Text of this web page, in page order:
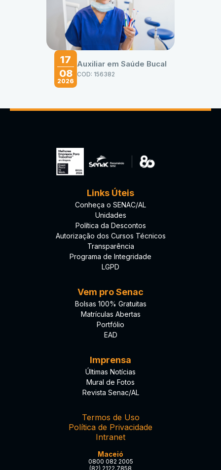
17
08
2026
Auxiliar em Saúde Bucal
COD: 156382
Links Úteis
Conheça o SENAC/AL
Unidades
Política da Descontos
Autorização dos Cursos Técnicos
Transparência
Programa de Integridade
LGPD
Vem pro Senac
Bolsas 100% Gratuitas
Matrículas Abertas
Portfólio
EAD
Imprensa
Últimas Notícias
Mural de Fotos
Revista Senac/AL
Termos de Uso
Política de Privacidade
Intranet
Maceió
0800 082 2005
(82) 2122.7858